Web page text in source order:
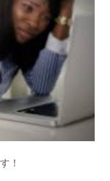
！